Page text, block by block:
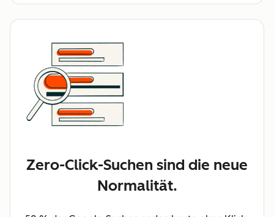
Zero-Click-Suchen sind die neue
Normalität.